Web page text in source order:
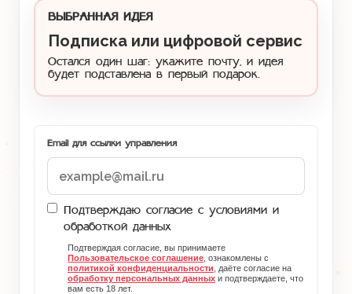
ВЫБРАННАЯ ИДЕЯ
Подписка или цифровой сервис
Остался один шаг: укажите почту, и идея
будет подставлена в первый подарок.
Email для ссылки управления
Подтверждаю согласие с условиями и
обработкой данных
Подтверждая согласие, вы принимаете
Пользовательское соглашение , ознакомлены с
политикой конфиденциальности , даёте согласие на
обработку персональных данных и подтверждаете, что
вам есть 18 лет.